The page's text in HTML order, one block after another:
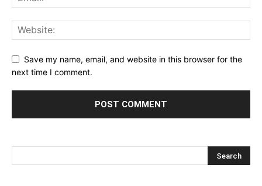
Save my name, email, and website in this browser for the
next time I comment.